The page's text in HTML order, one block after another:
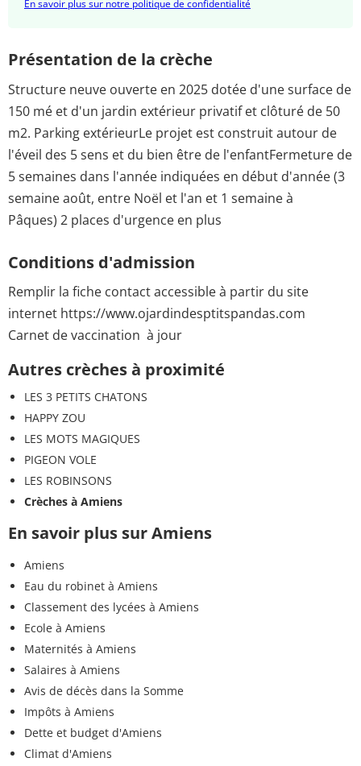
En savoir plus sur notre politique de confidentialité
Présentation de la crèche
Structure neuve ouverte en 2025 dotée d'une surface de
150 mé et d'un jardin extérieur privatif et clôturé de 50
m2. Parking extérieurLe projet est construit autour de
l'éveil des 5 sens et du bien être de l'enfantFermeture de
5 semaines dans l'année indiquées en début d'année (3
semaine août, entre Noël et l'an et 1 semaine à
Pâques) 2 places d'urgence en plus
Conditions d'admission
Remplir la fiche contact accessible à partir du site
internet https://www.ojardindesptitspandas.com
Carnet de vaccination à jour
Autres crèches à proximité
LES 3 PETITS CHATONS
HAPPY ZOU
LES MOTS MAGIQUES
PIGEON VOLE
LES ROBINSONS
Crèches à Amiens
En savoir plus sur Amiens
Amiens
Eau du robinet à Amiens
Classement des lycées à Amiens
Ecole à Amiens
Maternités à Amiens
Salaires à Amiens
Avis de décès dans la Somme
Impôts à Amiens
Dette et budget d'Amiens
Climat d'Amiens